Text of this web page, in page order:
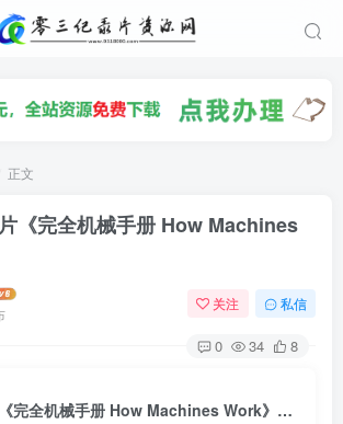
正文
《完全机械手册 How Machines
关注 私信
0 34 8
工艺技术纪录片《完全机械手册 How Machines Work》下载